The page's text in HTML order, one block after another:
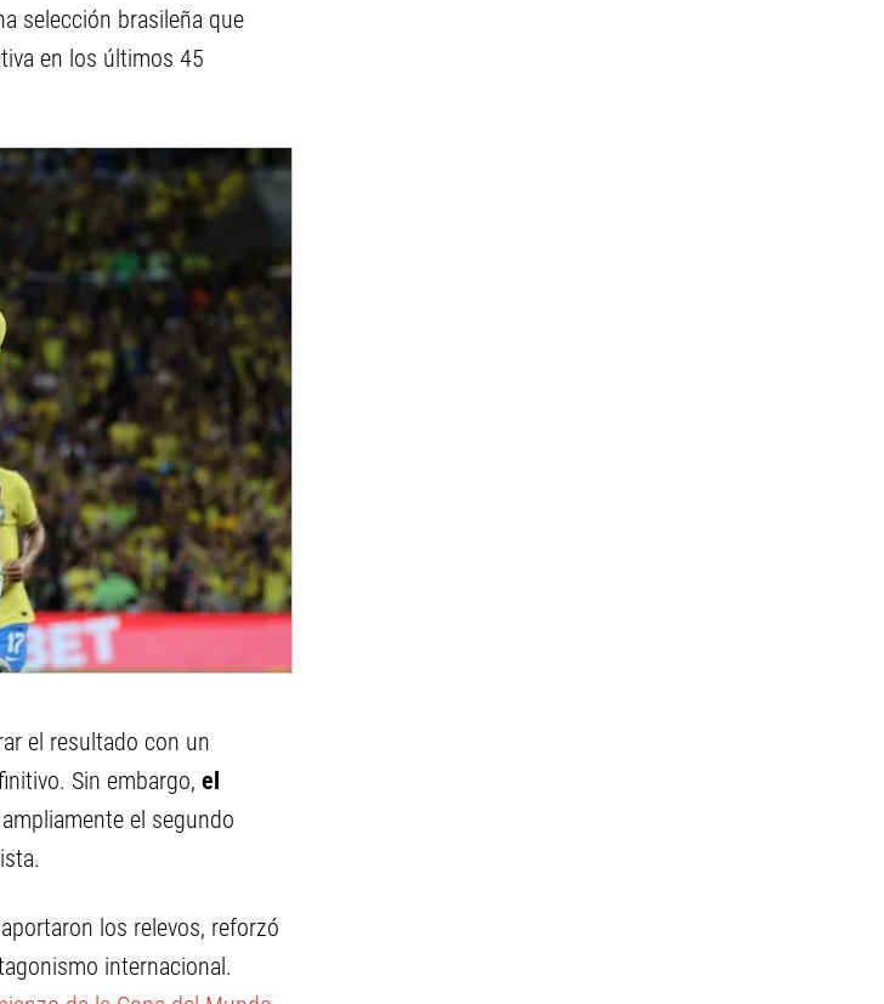
selección brasileña que
en los últimos 45
el resultado con un
Sin embargo, el
el segundo
los relevos, reforzó
internacional.